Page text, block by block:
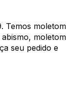
Temos moletom
moletom
seu pedido e